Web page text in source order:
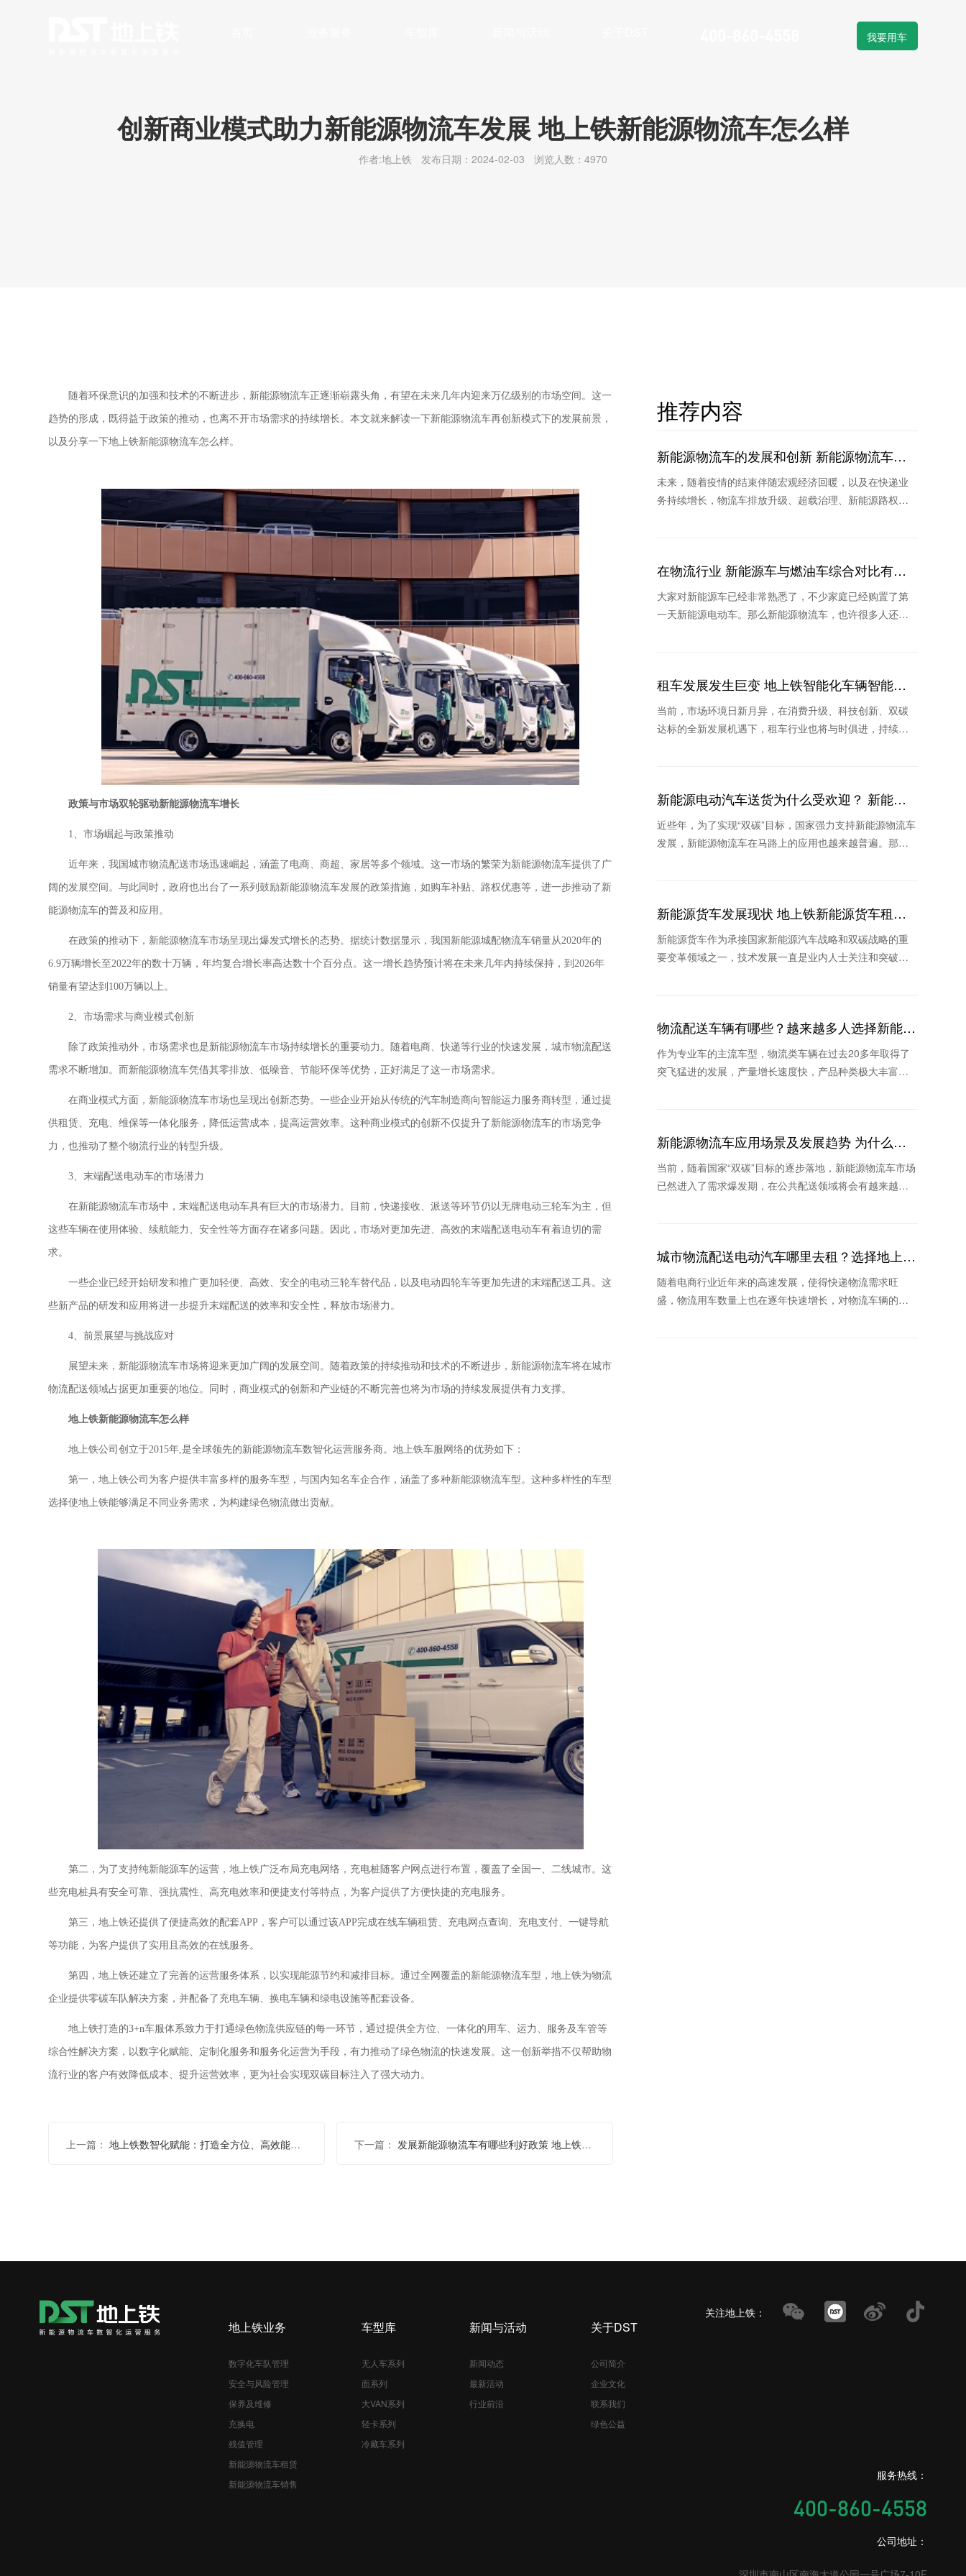
我要用车
创新商业模式助力新能源物流车发展 地上铁新能源物流车怎么样
作者:地上铁 发布日期：2024-02-03 浏览人数：4970
随着环保意识的加强和技术的不断进步，新能源物流车正逐渐崭露头角，有望在未来几年内迎来万亿级别的市场空间。这一
趋势的形成，既得益于政策的推动，也离不开市场需求的持续增长。本文就来解读一下新能源物流车再创新模式下的发展前景，
以及分享一下地上铁新能源物流车怎么样。
政策与市场双轮驱动新能源物流车增长
1、市场崛起与政策推动
近年来，我国城市物流配送市场迅速崛起，涵盖了电商、商超、家居等多个领域。这一市场的繁荣为新能源物流车提供了广
阔的发展空间。与此同时，政府也出台了一系列鼓励新能源物流车发展的政策措施，如购车补贴、路权优惠等，进一步推动了新
能源物流车的普及和应用。
在政策的推动下，新能源物流车市场呈现出爆发式增长的态势。据统计数据显示，我国新能源城配物流车销量从 2020年的
6.9万辆增长至2022年的数十万辆，年均复合增长率高达数十个百分点。这一增长趋势预计将在未来几年内持续保持，到2026年
销量有望达到100万辆以上。
2、市场需求与商业模式创新
除了政策推动外，市场需求也是新能源物流车市场持续增长的重要动力。随着电商、快递等行业的快速发展，城市物流配送
需求不断增加。而新能源物流车凭借其零排放、低噪音、节能环保等优势，正好满足了这一市场需求。
在商业模式方面，新能源物流车市场也呈现出创新态势。一些企业开始从传统的汽车制造商向智能运力服务商转型，通过提
供租赁、充电、维保等一体化服务，降低运营成本，提高运营效率。这种商业模式的创新不仅提升了新能源物流车的市场竞争
力，也推动了整个物流行业的转型升级。
3、末端配送电动车的市场潜力
在新能源物流车市场中，末端配送电动车具有巨大的市场潜力。目前，快递接收、派送等环节仍以无牌电动三轮车为主，但
这些车辆在使用体验、续航能力、安全性等方面存在诸多问题。因此，市场对更加先进、高效的末端配送电动车有着迫切的需
求。
一些企业已经开始研发和推广更加轻便、高效、安全的电动三轮车替代品，以及电动四轮车等更加先进的末端配送工具。这
些新产品的研发和应用将进一步提升末端配送的效率和安全性，释放市场潜力。
4、前景展望与挑战应对
展望未来，新能源物流车市场将迎来更加广阔的发展空间。随着政策的持续推动和技术的不断进步，新能源物流车将在城市
物流配送领域占据更加重要的地位。同时，商业模式的创新和产业链的不断完善也将为市场的持续发展提供有力支撑。
地上铁新能源物流车怎么样
地上铁公司创立于2015年,是全球领先的新能源物流车数智化运营服务商。地上铁车服网络的优势如下：
第一，地上铁公司 为客户提供丰富多样的服务车型，与国内知名车企合作，涵盖了多种新能源物流车型。这种多样性的车型
选择使地上铁能够满足不同业务需求，为构建绿色物流做出贡献。
第二， 为了支持纯新能源车的运营，地上铁广泛布局充电网络，充电桩随客户网点进行布置，覆盖了全国一、二线城市。这
些充电桩具有安全可靠、强抗震性、高充电效率和便捷支付等特点，为客户提供了方便快捷的充电服务。
第三，地上铁还提供了便捷高效的配套APP，客户可以通过该APP完成在线车辆租赁、充电网点查询、充电支付、一键导航
等功能，为客户提供了实用且高效的在线服务。
第四，地上铁还建立了完善的运营服务体系，以实现能源节约和减排目标。通过全网覆盖的新能源物流车型，地上铁为物流
企业提供零碳车队解决方案，并配备了充电车辆、换电车辆和绿电设施等配套设备。
地上铁打造的3+n车服体系致力于打通绿色物流供应链的每一环节，通过提供全方位、一体化的用车、运力、服务及车管等
综合性解决方案，以数字化赋能、定制化服务和服务化运营为手段，有力推动了绿色物流的快速发展。这一创新举措不仅帮助物
流行业的客户有效降低成本、提升运营效率，更为社会实现双碳目标注入了强大动力。
上一篇： 地上铁数智化赋能：打造全方位、高效能的新能源物流解决方案 下一篇： 发展新能源物流车有哪些利好政策 地上铁公司怎么样？
推荐内容
新能源物流车的发展和创新 新能源物流车哪
家耐用
未来，随着疫情的结束伴随宏观经济回暖，以及在快递业
务持续增长，物流车排放升级、超载治理、新能源路权和
在物流行业 新能源车与燃油车综合对比有哪
些优势？
大家对新能源车已经非常熟悉了，不少家庭已经购置了第
一天新能源电动车。那么新能源物流车，也许很多人还不
租车发展发生巨变 地上铁智能化车辆智能化
领跑行业
当前，市场环境日新月异，在消费升级、科技创新、双碳
达标的全新发展机遇下，租车行业也将与时俱进，持续保
新能源电动汽车送货为什么受欢迎？ 新能源
租车公司推荐哪个
近些年，为了实现“双碳”目标，国家强力支持新能源物流车
发展，新能源物流车在马路上的应用也越来越普遍。那
新能源货车发展现状 地上铁新能源货车租车
怎么样
新能源货车作为承接国家新能源汽车战略和双碳战略的重
要变革领域之一，技术发展一直是业内人士关注和突破的
物流配送车辆有哪些？越来越多人选择新能源
物流车
作为专业车的主流车型，物流类车辆在过去20多年取得了
突飞猛进的发展，产量增长速度快，产品种类极大丰富，
新能源物流车应用场景及发展趋势 为什么这
家公司被看好
当前，随着国家“双碳”目标的逐步落地，新能源物流车市场
已然进入了需求爆发期，在公共配送领域将会有越来越多
城市物流配送电动汽车哪里去租？选择地上铁
的理由
随着电商行业近年来的高速发展，使得快递物流需求旺
盛，物流用车数量上也在逐年快速增长，对物流车辆的性
地上铁业务
数字化车队管理
安全与风险管理
保养及维修
充换电
残值管理
新能源物流车租赁
新能源物流车销售
车型库
无人车系列
面系列
大VAN系列
轻卡系列
冷藏车系列
新闻与活动
新闻动态
最新活动
行业前沿
关于DST
公司简介
企业文化
联系我们
绿色公益
关注地上铁：
服务热线：
400-860-4558
公司地址：